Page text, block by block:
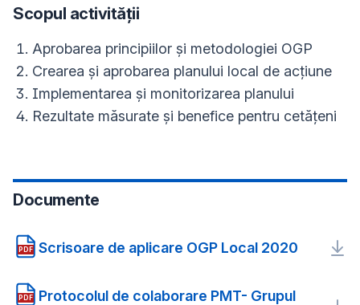
Scopul activității
Aprobarea principiilor și metodologiei OGP
Crearea și aprobarea planului local de acțiune
Implementarea și monitorizarea planului
Rezultate măsurate și benefice pentru cetățeni
Documente
PDF Scrisoare de aplicare OGP Local 2020
PDF
Protocolul de colaborare PMT- Grupul